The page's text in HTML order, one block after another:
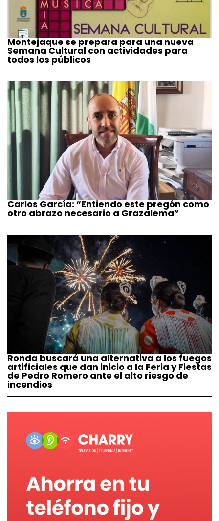
Montejaque se prepara para una nueva
Semana Cultural con actividades para
todos los públicos
Carlos García: “Entiendo este pregón como
otro abrazo necesario a Grazalema”
Ronda buscará una alternativa a los fuegos
artificiales que dan inicio a la Feria y Fiestas
de Pedro Romero ante el alto riesgo de
incendios